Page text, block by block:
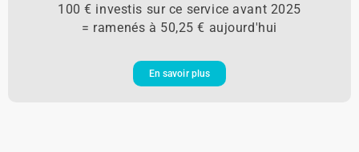
100 € investis sur ce service avant 2025
= ramenés à 50,25 € aujourd'hui
En savoir plus